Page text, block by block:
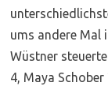
ums andere Mal
Wüstner
4, Maya